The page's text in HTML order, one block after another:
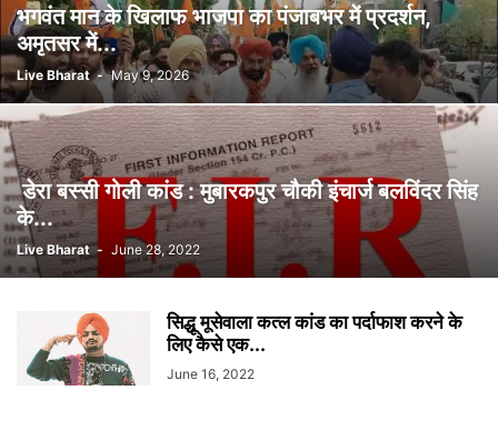
भगवंत मान के खिलाफ भाजपा का पंजाबभर में प्रदर्शन,
अमृतसर में...
Live Bharat - May 9, 2026
डेरा बस्सी गोली कांड : मुबारकपुर चौकी इंचार्ज बलविंदर सिंह
के...
Live Bharat - June 28, 2022
सिद्धू मूसेवाला कत्ल कांड का पर्दाफाश करने के
लिए कैसे एक...
June 16, 2022